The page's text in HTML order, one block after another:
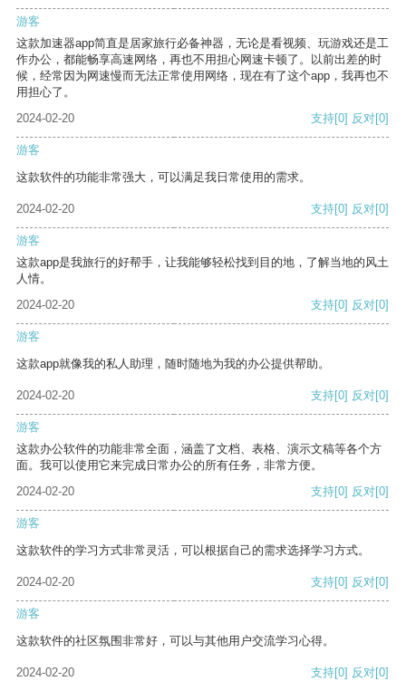
游客
这款加速器app简直是居家旅行必备神器，无论是看视频、玩游戏还是工
作办公，都能畅享高速网络，再也不用担心网速卡顿了。以前出差的时
候，经常因为网速慢而无法正常使用网络，现在有了这个app，我再也不
用担心了。
2024-02-20
支持[0] 反对[0]
游客
这款软件的功能非常强大，可以满足我日常使用的需求。
2024-02-20 支持[0] 反对[0]
游客
这款app是我旅行的好帮手，让我能够轻松找到目的地，了解当地的风土
人情。
2024-02-20
支持[0] 反对[0]
游客
这款app就像我的私人助理，随时随地为我的办公提供帮助。
2024-02-20 支持[0] 反对[0]
游客
这款办公软件的功能非常全面，涵盖了文档、表格、演示文稿等各个方
面。我可以使用它来完成日常办公的所有任务，非常方便。
2024-02-20
支持[0] 反对[0]
游客
这款软件的学习方式非常灵活，可以根据自己的需求选择学习方式。
2024-02-20 支持[0] 反对[0]
游客
这款软件的社区氛围非常好，可以与其他用户交流学习心得。
2024-02-20 支持[0] 反对[0]